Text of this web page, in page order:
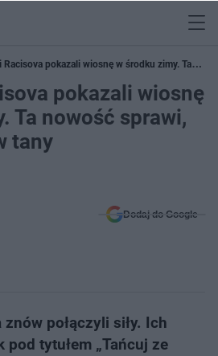
Racisova pokazali wiosnę w środku zimy. Ta
tany
pokazali wiosnę
Ta nowość sprawi,
tany
Dodaj do Google
połączyli siły. Ich
pod tytułem „Tańcuj ze